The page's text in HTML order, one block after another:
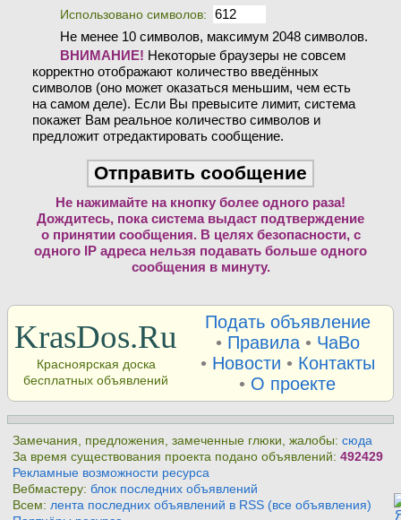
Использовано символов:
Не менее 10 символов, максимум 2048 символов.
ВНИМАНИЕ! Некоторые браузеры не совсем
корректно отображают количество введённых
символов (оно может оказаться меньшим, чем есть
на самом деле). Если Вы превысите лимит, система
покажет Вам реальное количество символов и
предложит отредактировать сообщение.
Не нажимайте на кнопку более одного раза!
Дождитесь, пока система выдаст подтверждение
о принятии сообщения. В целях безопасности, с
одного IP адреса нельзя подавать больше одного
сообщения в минуту.
KrasDos.Ru
Красноярская доска
бесплатных объявлений
Подать объявление
• Правила• ЧаВо
• Новости • Контакты
• О проекте
Замечания, предложения, замеченные глюки, жалобы:сюда
За время существования проекта подано объявлений:492429
Рекламные возможности ресурса
Вебмастеру:блок последних объявлений
Всем:лента последних объявлений в RSS (все объявления)